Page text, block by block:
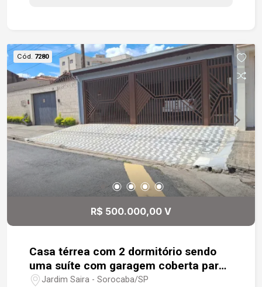
Cód. 7280
R$ 500.000,00 V
Casa térrea com 2 dormitório sendo
uma suíte com garagem coberta para
para 2 carros
Jardim Saira - Sorocaba/SP